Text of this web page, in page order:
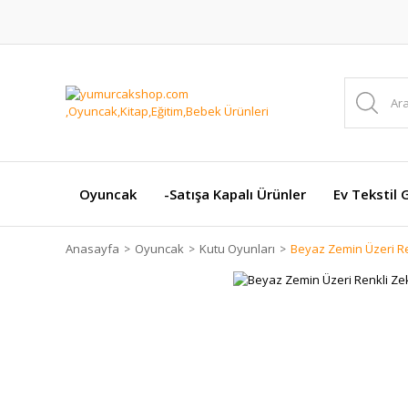
Oyuncak -Satışa Kapalı Ürünler Ev Tekstil
Anasayfa Oyuncak Kutu Oyunları Beyaz Zemin Üzeri